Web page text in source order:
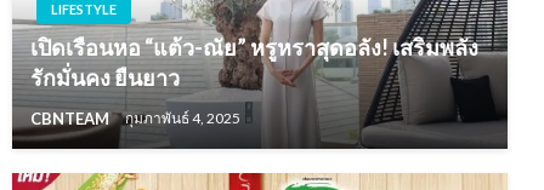
LIFESTYLE
เปิดเรือนหอ “แต้ว-ณัย” หรูหราสุดอลัง! เสริมพลัง
รักมั่นคง ยืนยาว
CBNTEAM กุมภาพันธ์ 4, 2025